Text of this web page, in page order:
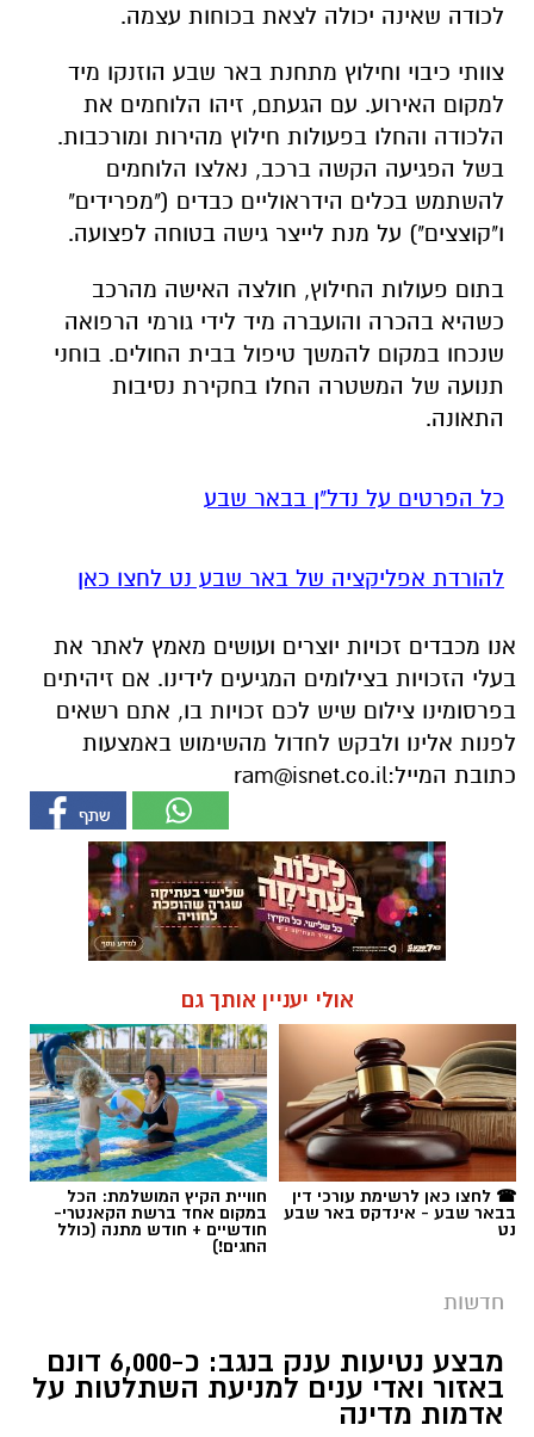
לכודה שאינה יכולה לצאת בכוחות עצמה.
צוותי כיבוי וחילוץ מתחנת באר שבע הוזנקו מיד
למקום האירוע. עם הגעתם, זיהו הלוחמים את
הלכודה והחלו בפעולות חילוץ מהירות ומורכבות.
בשל הפגיעה הקשה ברכב, נאלצו הלוחמים
להשתמש בכלים הידראוליים כבדים ("מפרידים"
ו"קוצצים") על מנת לייצר גישה בטוחה לפצועה.
בתום פעולות החילוץ, חולצה האישה מהרכב
כשהיא בהכרה והועברה מיד לידי גורמי הרפואה
שנכחו במקום להמשך טיפול בבית החולים. בוחני
תנועה של המשטרה החלו בחקירת נסיבות
התאונה.
כל הפרטים על נדל"ן בבאר שבע
להורדת אפליקציה של באר שבע נט לחצו כאן
אנו מכבדים זכויות יוצרים ועושים מאמץ לאתר את
בעלי הזכויות בצילומים המגיעים לידינו. אם זיהיתים
בפרסומינו צילום שיש לכם זכויות בו, אתם רשאים
לפנות אלינו ולבקש לחדול מהשימוש באמצעות
כתובת המייל:ram@isnet.co.il
אולי יעניין אותך גם
☎ לחצו כאן לרשימת עורכי דין
בבאר שבע - אינדקס באר שבע
נט
חוויית הקיץ המושלמת: הכל
במקום אחד ברשת הקאנטרי-
חודשיים + חודש מתנה (כולל
החגים!)
חדשות
מבצע נטיעות ענק בנגב: כ-6,000 דונם
באזור ואדי ענים למניעת השתלטות על
אדמות מדינה